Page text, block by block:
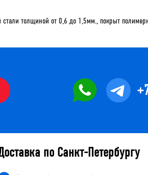
толщиной от 0,6 до 1,5мм., покрыт
по Санкт-Петербургу